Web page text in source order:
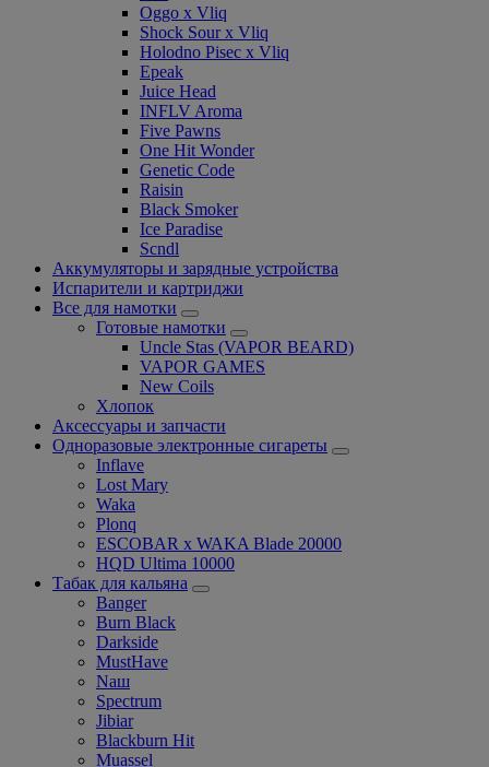
Oggo x Vliq
Shock Sour x Vliq
Holodno Pisec x Vliq
Epeak
Juice Head
INFLV Aroma
Five Pawns
One Hit Wonder
Genetic Code
Raisin
Black Smoker
Ice Paradise
Scndl
Аккумуляторы и зарядные устройства
Испарители и картриджи
Все для намотки
Готовые намотки
Uncle Stas (VAPOR BEARD)
VAPOR GAMES
New Coils
Хлопок
Аксессуары и запчасти
Одноразовые электронные сигареты
Inflave
Lost Mary
Waka
Plonq
ESCOBAR x WAKA Blade 20000
HQD Ultima 10000
Табак для кальяна
Banger
Burn Black
Darkside
MustHave
Nаш
Spectrum
Jibiar
Blackburn Hit
Muassel